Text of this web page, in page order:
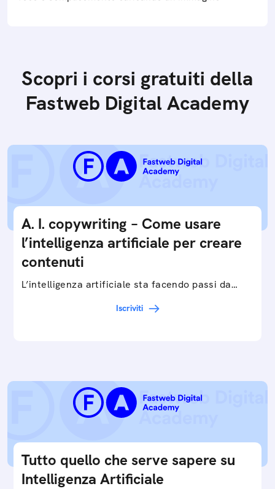
Scopri i corsi gratuiti della
Fastweb Digital Academy
A. I. copywriting – Come usare
l’intelligenza artificiale per creare
contenuti
L’intelligenza artificiale sta facendo passi da
interpretazione dei big data ai chatbot e virtual…
Iscriviti
Tutto quello che serve sapere su
Intelligenza Artificiale